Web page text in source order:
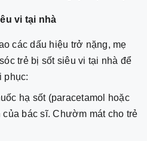
vi tại nhà
các dấu hiệu trở nặng, mẹ
trẻ bị sốt siêu vi tại nhà để
phục:
hạ sốt (paracetamol hoặc
bác sĩ. Chườm mát cho trẻ